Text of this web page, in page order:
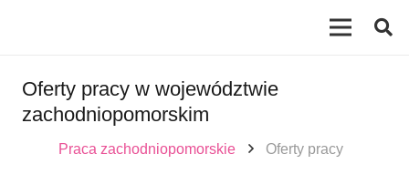
Oferty pracy w województwie
zachodniopomorskim
Praca zachodniopomorskie Oferty pracy